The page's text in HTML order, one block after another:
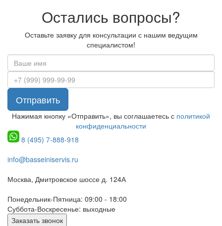
Остались вопросы?
Оставьте заявку для консультации с нашим ведущим
специалистом!
Отправить
Нажимая кнопку «Отправить», вы соглашаетесь с политикой
конфиденциальности
8 (495) 7-888-918
info@basseiniservis.ru
Москва, Дмитровское шоссе д. 124А
Понедельник-Пятница: 09:00 - 18:00
Суббота-Воскресенье: выходные
Заказать звонок